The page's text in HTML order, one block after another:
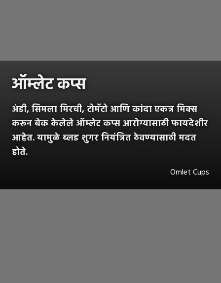
ऑम्लेट कप्स
अंडी, सिमला मिरची, टोमॅटो आणि कांदा एकत्र मिक्स
करून बेक केलेले ऑम्लेट कप्स आरोग्यासाठी फायदेशीर
आहेत. यामुळे ब्लड शुगर नियंत्रित ठेवण्यासाठी मदत
होते.
Omlet Cups